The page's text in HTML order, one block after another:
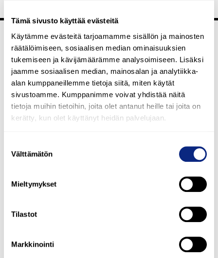
Tämä sivusto käyttää evästeitä
Käytämme evästeitä tarjoamamme sisällön ja mainosten
räätälöimiseen, sosiaalisen median ominaisuuksien
tukemiseen ja kävijämäärämme analysoimiseen. Lisäksi
jaamme sosiaalisen median, mainosalan ja analytiikka-
alan kumppaneillemme tietoja siitä, miten käytät
sivustoamme. Kumppanimme voivat yhdistää näitä
tietoja muihin tietoihin, joita olet antanut heille tai joita on
kerätty, kun olet käyttänyt heidän palvelujaan.
valinta
Välttämätön
Mieltymykset
Tilastot
Markkinointi
Kiinnostuitko
meidän
avustamme?
Ole yhteydessä niin katsomme miten voimme olla avuksi